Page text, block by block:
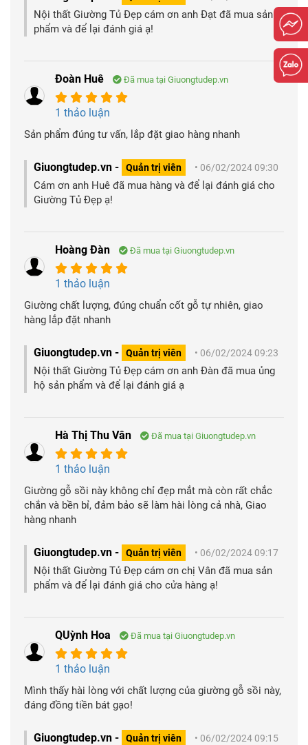
Nội thất Giường Tủ Đẹp cám ơn anh Đạt đã mua sản
phẩm và để lại đánh giá ạ!
Đoàn Huê Đã mua tại Giuongtudep.vn
1 thảo luận
Sản phẩm đúng tư vấn, lắp đặt giao hàng nhanh
Giuongtudep.vn - Quản trị viên • 06/02/2024 09:30
Cám ơn anh Huê đã mua hàng và để lại đánh giá cho
Giường Tủ Đẹp ạ!
Hoàng Đàn Đã mua tại Giuongtudep.vn
1 thảo luận
Giường chất lượng, đúng chuẩn cốt gỗ tự nhiên, giao
hàng lắp đặt nhanh
Giuongtudep.vn - Quản trị viên • 06/02/2024 09:23
Nội thất Giường Tủ Đẹp cám ơn anh Đàn đã mua ủng
hộ sản phẩm và để lại đánh giá ạ
Hà Thị Thu Vân Đã mua tại Giuongtudep.vn
1 thảo luận
Giường gỗ sồi này không chỉ đẹp mắt mà còn rất chắc
chắn và bền bỉ, đảm bảo sẽ làm hài lòng cả nhà, Giao
hàng nhanh
Giuongtudep.vn - Quản trị viên • 06/02/2024 09:17
Nội thất Giường Tủ Đẹp cám ơn chị Vân đã mua sản
phẩm và để lại đánh giá cho cửa hàng ạ!
QUỳnh Hoa Đã mua tại Giuongtudep.vn
1 thảo luận
Mình thấy hài lòng với chất lượng của giường gỗ sồi này,
đáng đồng tiền bát gạo!
Giuongtudep.vn - Quản trị viên • 06/02/2024 09:15